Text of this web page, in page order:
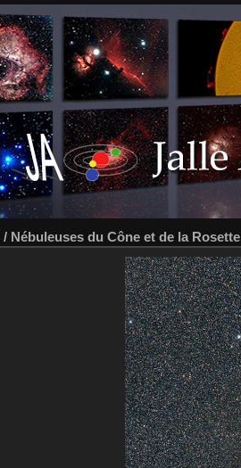
/ Nébuleuses du Cône et de la Rosette